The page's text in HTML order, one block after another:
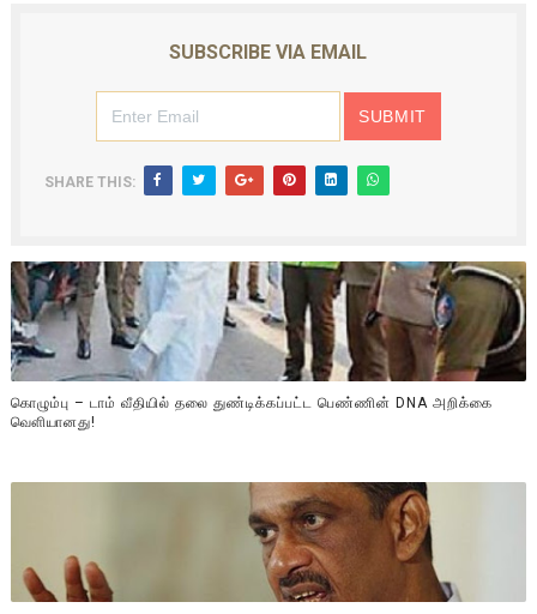
SUBSCRIBE VIA EMAIL
SHARE THIS:
கொழும்பு – டாம் வீதியில் தலை துண்டிக்கப்பட்ட பெண்ணின் DNA அறிக்கை
வௌியானது!